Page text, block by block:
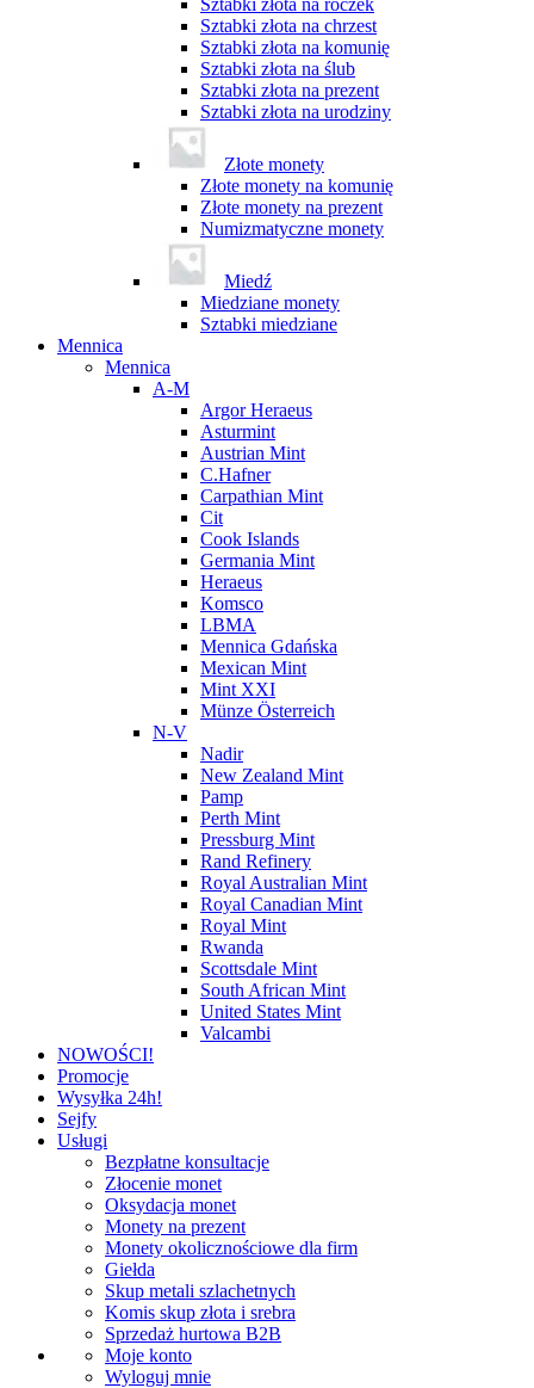
Sztabki złota na roczek
Sztabki złota na chrzest
Sztabki złota na komunię
Sztabki złota na ślub
Sztabki złota na prezent
Sztabki złota na urodziny
Złote monety
Złote monety na komunię
Złote monety na prezent
Numizmatyczne monety
Miedź
Miedziane monety
Sztabki miedziane
Mennica
Mennica
A-M
Argor Heraeus
Asturmint
Austrian Mint
C.Hafner
Carpathian Mint
Cit
Cook Islands
Germania Mint
Heraeus
Komsco
LBMA
Mennica Gdańska
Mexican Mint
Mint XXI
Münze Österreich
N-V
Nadir
New Zealand Mint
Pamp
Perth Mint
Pressburg Mint
Rand Refinery
Royal Australian Mint
Royal Canadian Mint
Royal Mint
Rwanda
Scottsdale Mint
South African Mint
United States Mint
Valcambi
NOWOŚCI!
Promocje
Wysyłka 24h!
Sejfy
Usługi
Bezpłatne konsultacje
Złocenie monet
Oksydacja monet
Monety na prezent
Monety okolicznościowe dla firm
Giełda
Skup metali szlachetnych
Komis skup złota i srebra
Sprzedaż hurtowa B2B
Moje konto
Wyloguj mnie